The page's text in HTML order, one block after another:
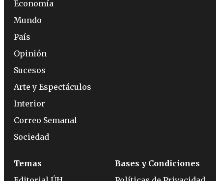
Economía
Mundo
País
Opinión
Sucesos
Arte y Espectáculos
Interior
Correo Semanal
Sociedad
Temas
Bases y Condiciones